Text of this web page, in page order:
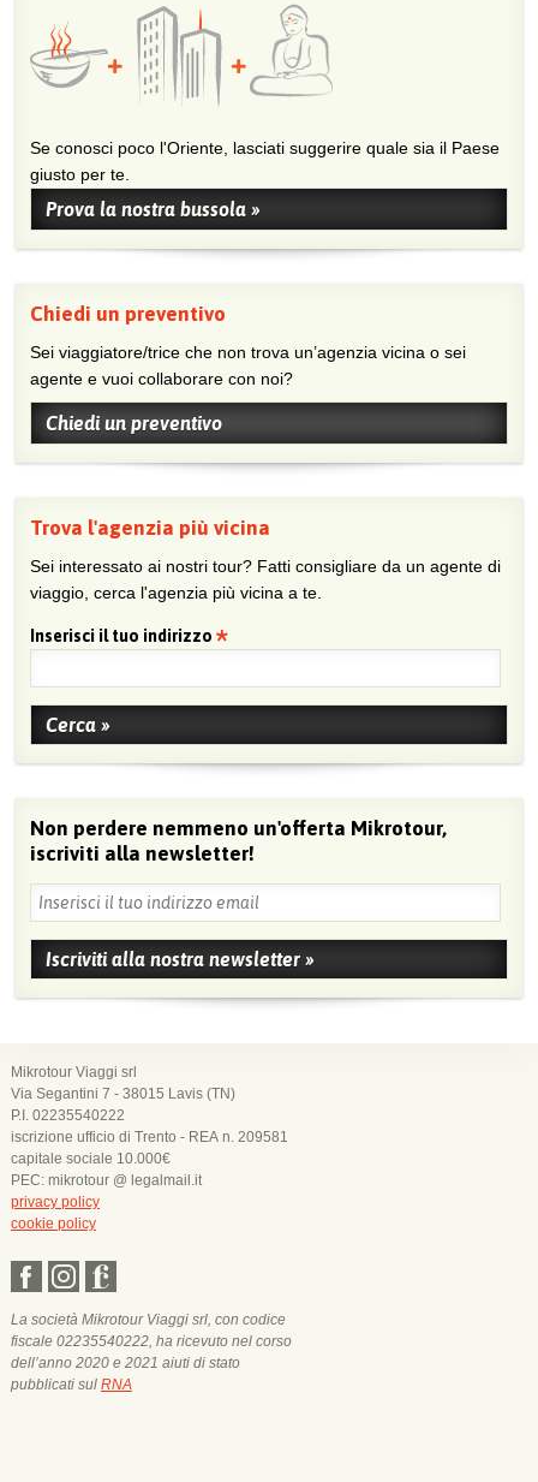
Se conosci poco l'Oriente, lasciati suggerire quale sia il Paese
giusto per te.
Prova la nostra bussola »
Chiedi un preventivo
Sei viaggiatore/trice che non trova un’agenzia vicina o sei
agente e vuoi collaborare con noi?
Chiedi un preventivo
Trova l'agenzia più vicina
Sei interessato ai nostri tour? Fatti consigliare da un agente di
viaggio, cerca l'agenzia più vicina a te.
Inserisci il tuo indirizzo
Non perdere nemmeno un'offerta Mikrotour,
iscriviti alla newsletter!
Mikrotour Viaggi srl
Via Segantini 7 - 38015 Lavis (TN)
P.I. 02235540222
iscrizione ufficio di Trento - REA n. 209581
capitale sociale 10.000€
PEC: mikrotour @ legalmail.it
privacy policy
cookie policy
La società Mikrotour Viaggi srl, con codice
fiscale 02235540222, ha ricevuto nel corso
dell’anno 2020 e 2021 aiuti di stato
pubblicati sul RNA